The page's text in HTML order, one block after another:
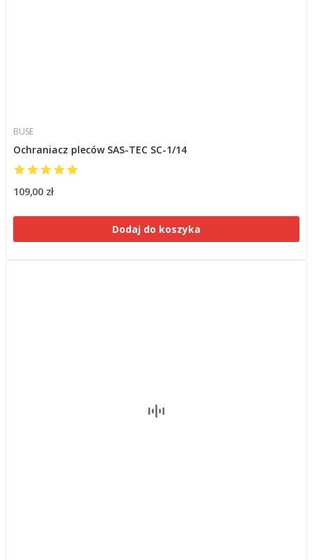
BUSE
Ochraniacz pleców SAS-TEC SC-1/14
109,00 zł
Dodaj do koszyka